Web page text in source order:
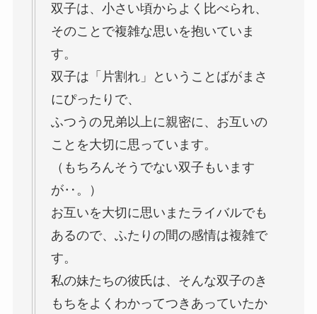
双子は、小さい頃からよく比べられ、
そのことで複雑な思いを抱いていま
す。
双子は「片割れ」ということばがまさ
にぴったりで、
ふつうの兄弟以上に親密に、お互いの
ことを大切に思っています。
（もちろんそうでない双子もいます
が‥。）
お互いを大切に思いまたライバルでも
あるので、ふたりの間の感情は複雑で
す。
私の妹たちの彼氏は、そんな双子のき
もちをよくわかってつきあっていたか